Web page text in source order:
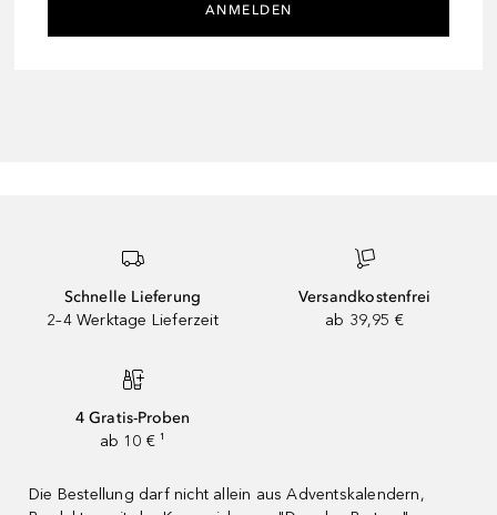
ANMELDEN
Schnelle Lieferung
2–4 Werktage Lieferzeit
Versandkostenfrei
ab 39,95 €
4 Gratis-Proben
ab 10 € ¹
Die Bestellung darf nicht allein aus Adventskalendern,